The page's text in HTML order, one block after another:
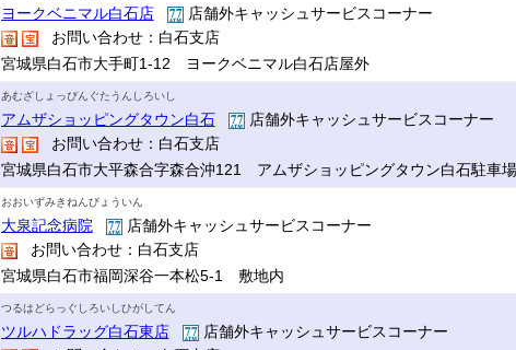
ヨークベニマル白石店
店舗外キャッシュサービスコーナー
お問い合わせ：白石支店
宮城県白石市大手町1-12 ヨークベニマル白石店屋外
あむざしょっぴんぐたうんしろいし
アムザショッピングタウン白石
店舗外キャッシュサービスコーナー
お問い合わせ：白石支店
宮城県白石市大平森合字森合沖121 アムザショッピングタウン白石駐車場
おおいずみきねんびょういん
大泉記念病院
店舗外キャッシュサービスコーナー
お問い合わせ：白石支店
宮城県白石市福岡深谷一本松5-1 敷地内
つるはどらっぐしろいしひがしてん
ツルハドラッグ白石東店
店舗外キャッシュサービスコーナー